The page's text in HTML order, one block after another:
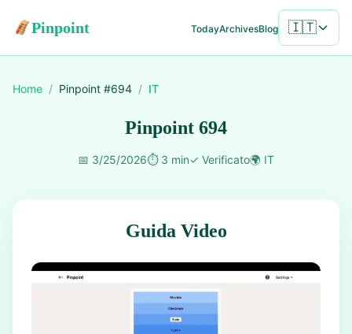
Pinpoint TodayArchivesBlog 🇮🇹
Home / Pinpoint #694 / IT
Pinpoint 694
📅 3/25/2026⏱️ 3 min✓ Verificato🌍 IT
Guida Video